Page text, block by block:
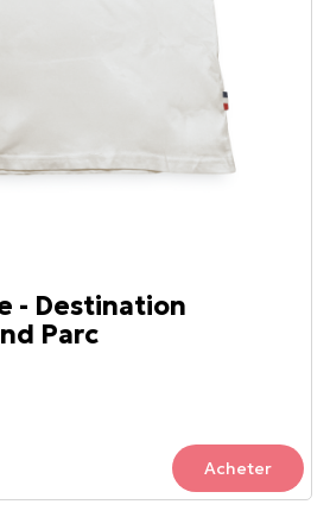
- Destination
Parc
Acheter